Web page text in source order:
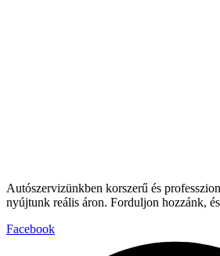
Autószervizünkben korszerű és
nyújtunk reális áron. Forduljon hozzánk,
Facebook